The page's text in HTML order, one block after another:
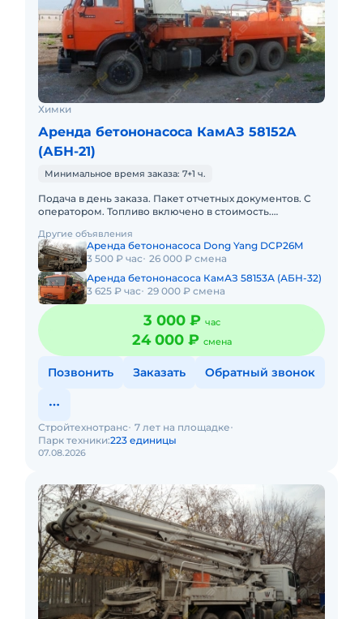
Химки
Аренда бетононасоса КамАЗ 58152А
(АБН-21)
Минимальное время заказа: 7+1 ч.
Подача в день заказа. Пакет отчетных документов. С
оператором. Топливо включено в стоимость.
с малой наработк
Другие объявления
Аренда бетононасоса Dong Yang DCP26M
3 500 ₽ час 26 000 ₽ смена
Аренда бетононасоса КамАЗ 58153А (АБН-32)
3 625 ₽ час 29 000 ₽ смена
3 000 ₽ час
24 000 ₽ смена
Позвонить Заказать Обратный звонок
07.08.2026
Стройтехнотранс 7 лет на площадке
Парк техники:223 единицы